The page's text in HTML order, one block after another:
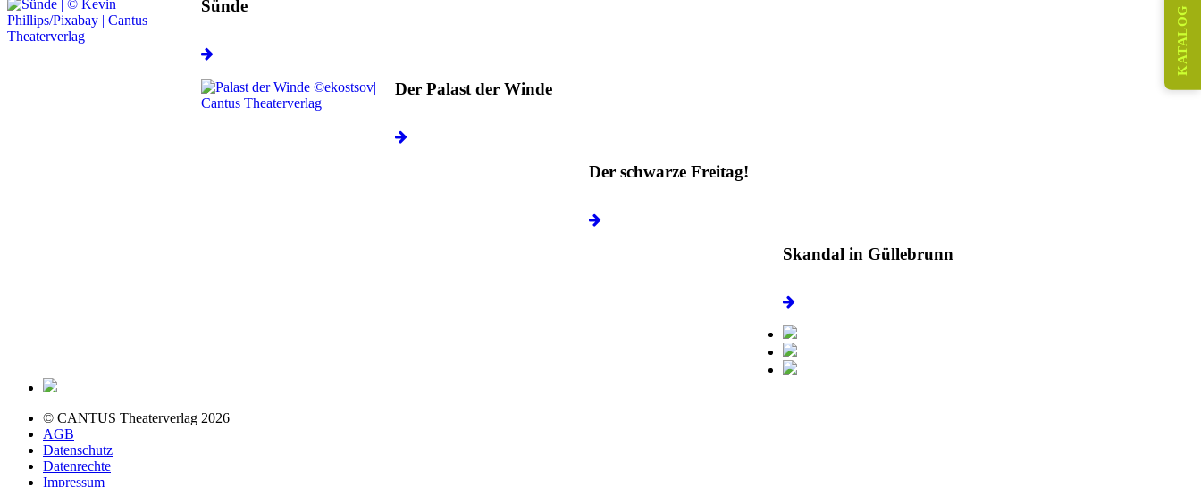
Sünde
Der Palast der Winde
Der schwarze Freitag!
Skandal in Güllebrunn
© CANTUS Theaterverlag 2026
AGB
Datenschutz
Datenrechte
Impressum
KATALOG